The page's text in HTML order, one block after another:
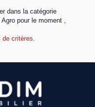
dans la catégorie
pour le moment ,
de critères.